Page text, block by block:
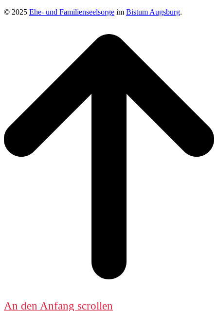
© 2025 Ehe- und Familienseelsorge im Bistum Augsburg.
An den Anfang scrollen